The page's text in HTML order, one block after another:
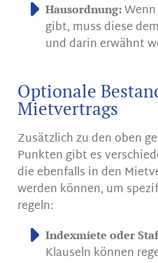
Hausordnung:
gibt, muss diese
und darin erwähnt
Optionale
Mietvertrags
Zusätzlich zu den oben
Punkten gibt es
die ebenfalls in den
werden können, um
regeln:
Indexmiete oder
Klauseln können